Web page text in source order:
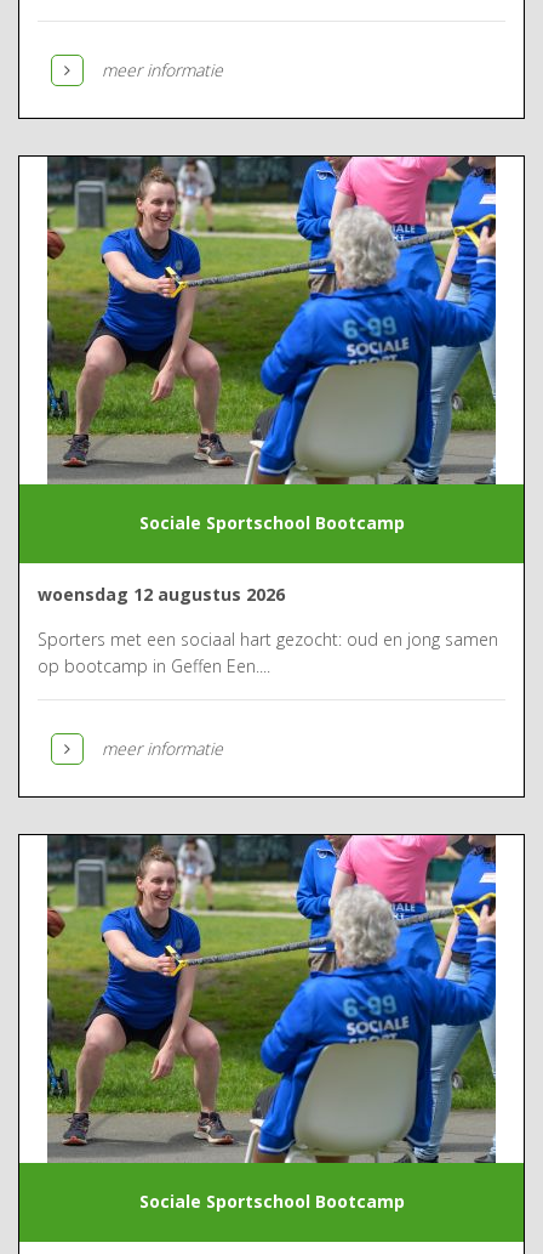
meer informatie
Sociale Sportschool Bootcamp
woensdag 12 augustus 2026
Sporters met een sociaal hart gezocht: oud en jong samen
op bootcamp in Geffen Een....
meer informatie
Sociale Sportschool Bootcamp